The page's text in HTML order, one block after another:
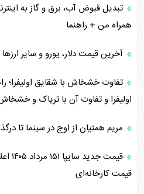
تبدیل قبوض آب، برق و گاز به
همراه من + راهنما
آخرین قیمت دلار، یورو و سایر ارز‌ها ۱۲ مرداد ۱۴۰۵ / جدول
تفاوت خشخاش با شقایق اولیفرا؛
اولیفرا و تفاوت آن با تریاک و
مریم همتیان از اوج در سینما تا
قیمت کارخانه‌ای